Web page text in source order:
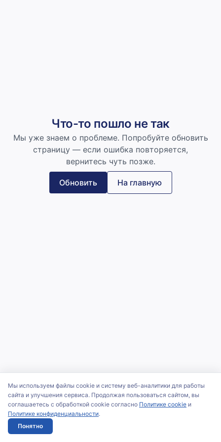
Что-то пошло не так
Мы уже знаем о проблеме. Попробуйте обновить
страницу — если ошибка повторяется,
вернитесь чуть позже.
Обновить На главную
Мы используем файлы cookie и систему веб-аналитики для работы
сайта и улучшения сервиса. Продолжая пользоваться сайтом, вы
соглашаетесь с обработкой cookie согласно Политике cookie и
Политике конфиденциальности.
Понятно